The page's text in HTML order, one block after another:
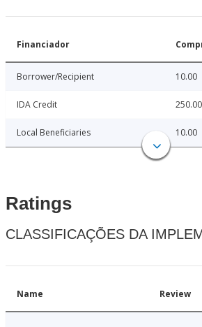
Financiador
Borrower/Recipient 10.00
IDA Credit 250.00
Local Beneficiaries 10.00
Ratings
CLASSIFICAÇÕES DA
Name Review